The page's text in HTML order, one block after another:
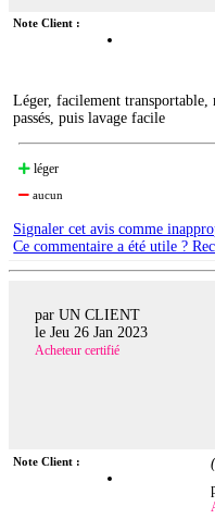
Note Client :
Léger, facilement transportable,
passés, puis lavage facile
léger
aucun
Signaler cet avis comme
Ce commentaire a été utile ?
par UN CLIENT
le Jeu 26 Jan 2023
Acheteur certifié
Note Client :